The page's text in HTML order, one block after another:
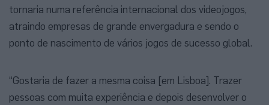
tornaria numa referência internacional dos videojogos,
atraindo empresas de grande envergadura e sendo o
ponto de nascimento de vários jogos de sucesso global.
“Gostaria de fazer a mesma coisa [em Lisboa]. Trazer
pessoas com muita experiência e depois desenvolver o